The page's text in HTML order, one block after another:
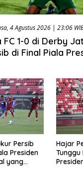
4 Agustus 2026 | 23:06
FC 1-0 di Derby
di Final Piala
Persib
Presiden
yang
Hajar
Tunggu